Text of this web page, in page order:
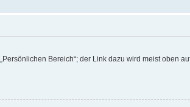
Bereich“; der Link dazu wird meist oben